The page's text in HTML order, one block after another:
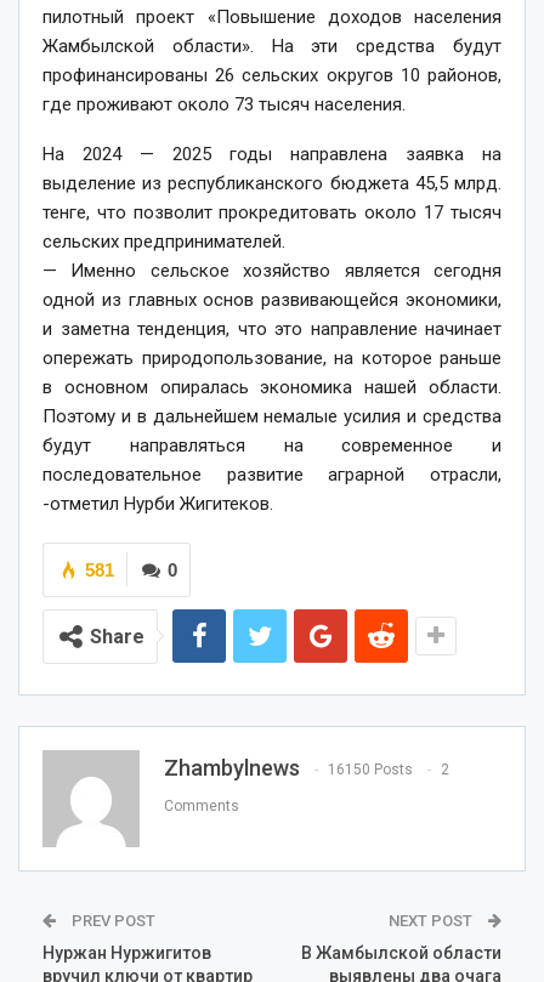
пилотный проект «Повышение доходов населения
Жамбылской области». На эти средства будут
профинансированы 26 сельских округов 10 районов,
где проживают около 73 тысяч населения.
На 2024 — 2025 годы направлена заявка на
выделение из республиканского бюджета 45,5 млрд.
тенге, что позволит прокредитовать около 17 тысяч
сельских предпринимателей.
— Именно сельское хозяйство является сегодня
одной из главных основ развивающейся экономики,
и заметна тенденция, что это направление начинает
опережать природопользование, на которое раньше
в основном опиралась экономика нашей области.
Поэтому и в дальнейшем немалые усилия и средства
будут направляться на современное и
последовательное развитие аграрной отрасли,
-отметил Нурби Жигитеков.
0
581
Share
Zhambylnews 16150 Posts 2
Comments
PREV POST
Нуржан Нуржигитов
вручил ключи от квартир
NEXT POST
В Жамбылской области
выявлены два очага